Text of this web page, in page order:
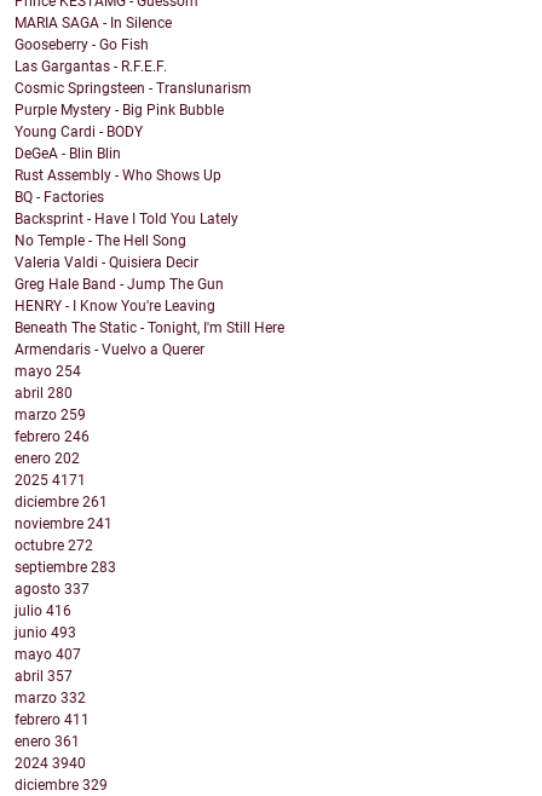
MARIA SAGA - In Silence
Gooseberry - Go Fish
Las Gargantas - R.F.E.F.
Cosmic Springsteen - Translunarism
Purple Mystery - Big Pink Bubble
Young Cardi - BODY
DeGeA - Blin Blin
Rust Assembly - Who Shows Up
BQ - Factories
Backsprint - Have I Told You Lately
No Temple - The Hell Song
Valeria Valdi - Quisiera Decir
Greg Hale Band - Jump The Gun
HENRY - I Know You're Leaving
Beneath The Static - Tonight, I'm Still Here
Armendaris - Vuelvo a Querer
mayo 254
abril 280
marzo 259
febrero 246
enero 202
2025 4171
diciembre 261
noviembre 241
octubre 272
septiembre 283
agosto 337
julio 416
junio 493
mayo 407
abril 357
marzo 332
febrero 411
enero 361
2024 3940
diciembre 329